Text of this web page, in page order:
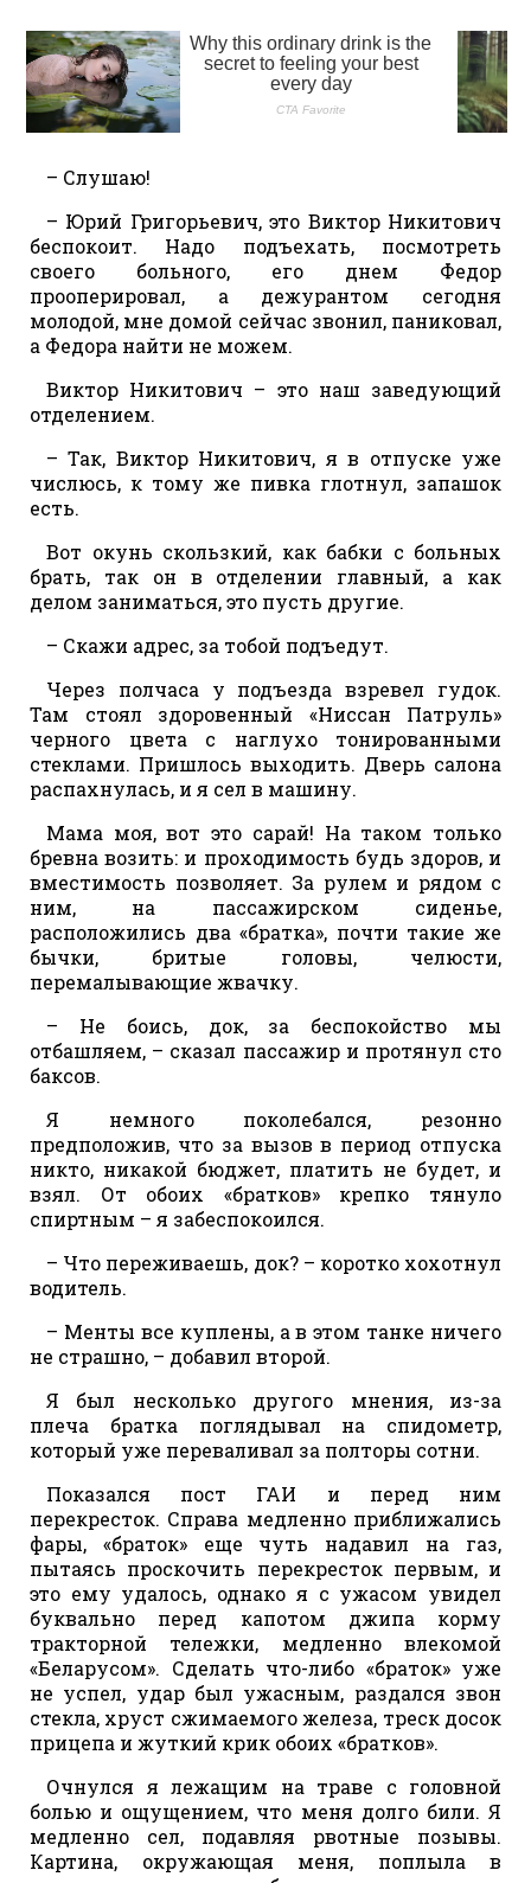
– Слушаю!
– Юрий Григорьевич, это Виктор Никитович
беспокоит. Надо подъехать, посмотреть
своего больного, его днем Федор
прооперировал, а дежурантом сегодня
молодой, мне домой сейчас звонил, паниковал,
а Федора найти не можем.
Виктор Никитович – это наш заведующий
отделением.
– Так, Виктор Никитович, я в отпуске уже
числюсь, к тому же пивка глотнул, запашок
есть.
Вот окунь скользкий, как бабки с больных
брать, так он в отделении главный, а как
делом заниматься, это пусть другие.
– Скажи адрес, за тобой подъедут.
Через полчаса у подъезда взревел гудок.
Там стоял здоровенный «Ниссан Патруль»
черного цвета с наглухо тонированными
стеклами. Пришлось выходить. Дверь салона
распахнулась, и я сел в машину.
Мама моя, вот это сарай! На таком только
бревна возить: и проходимость будь здоров, и
вместимость позволяет. За рулем и рядом с
ним, на пассажирском сиденье,
расположились два «братка», почти такие же
бычки, бритые головы, челюсти,
перемалывающие жвачку.
– Не боись, док, за беспокойство мы
отбашляем, – сказал пассажир и протянул сто
баксов.
Я немного поколебался, резонно
предположив, что за вызов в период отпуска
никто, никакой бюджет, платить не будет, и
взял. От обоих «братков» крепко тянуло
спиртным – я забеспокоился.
– Что переживаешь, док? – коротко хохотнул
водитель.
– Менты все куплены, а в этом танке ничего
не страшно, – добавил второй.
Я был несколько другого мнения, из-за
плеча братка поглядывал на спидометр,
который уже переваливал за полторы сотни.
Показался пост ГАИ и перед ним
перекресток. Справа медленно приближались
фары, «браток» еще чуть надавил на газ,
пытаясь проскочить перекресток первым, и
это ему удалось, однако я с ужасом увидел
буквально перед капотом джипа корму
тракторной тележки, медленно влекомой
«Беларусом». Сделать что-либо «браток» уже
не успел, удар был ужасным, раздался звон
стекла, хруст сжимаемого железа, треск досок
прицепа и жуткий крик обоих «братков».
Очнулся я лежащим на траве с головной
болью и ощущением, что меня долго били. Я
медленно сел, подавляя рвотные позывы.
Картина, окружающая меня, поплыла в